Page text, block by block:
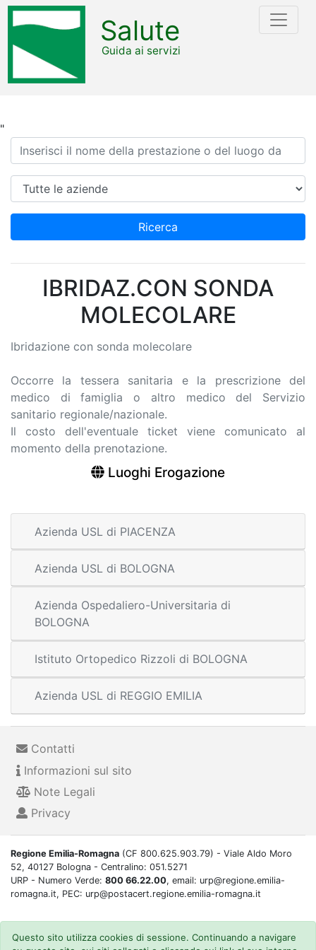
"
Salute
Guida ai servizi
Ricerca
Azienda
Ricerca
IBRIDAZ.CON SONDA
MOLECOLARE
Ibridazione con sonda molecolare
Occorre la tessera sanitaria e la prescrizione del
medico di famiglia o altro medico del Servizio
sanitario regionale/nazionale.
Il costo dell'eventuale ticket viene comunicato al
momento della prenotazione.
Luoghi Erogazione
Azienda USL di PIACENZA
Azienda USL di BOLOGNA
Azienda Ospedaliero-Universitaria di
BOLOGNA
Istituto Ortopedico Rizzoli di BOLOGNA
Azienda USL di REGGIO EMILIA
Contatti
Informazioni sul sito
Note Legali
Privacy
Regione Emilia-Romagna (CF 800.625.903.79) - Viale Aldo Moro
52, 40127 Bologna - Centralino: 051.5271
URP - Numero Verde: 800 66.22.00, email: urp@regione.emilia-
romagna.it, PEC: urp@postacert.regione.emilia-romagna.it
Questo sito utilizza cookies di sessione. Continuando a navigare